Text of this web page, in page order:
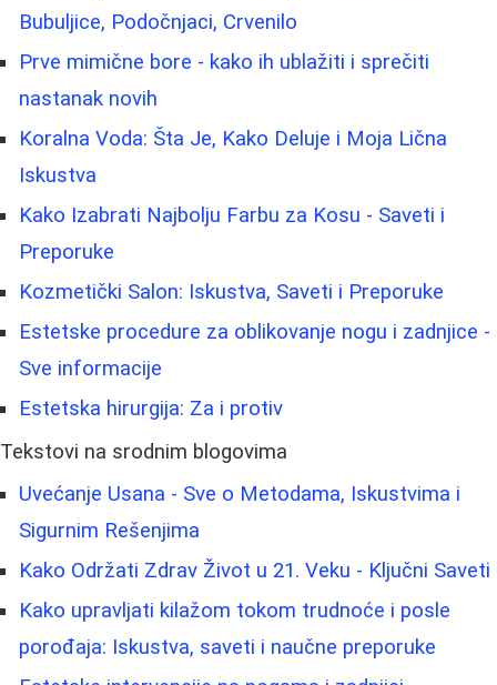
Bubuljice, Podočnjaci, Crvenilo
Prve mimične bore - kako ih ublažiti i sprečiti
nastanak novih
Koralna Voda: Šta Je, Kako Deluje i Moja Lična
Iskustva
Kako Izabrati Najbolju Farbu za Kosu - Saveti i
Preporuke
Kozmetički Salon: Iskustva, Saveti i Preporuke
Estetske procedure za oblikovanje nogu i zadnjice -
Sve informacije
Estetska hirurgija: Za i protiv
Tekstovi na srodnim blogovima
Uvećanje Usana - Sve o Metodama, Iskustvima i
Sigurnim Rešenjima
Kako Održati Zdrav Život u 21. Veku - Ključni Saveti
Kako upravljati kilažom tokom trudnoće i posle
porođaja: Iskustva, saveti i naučne preporuke